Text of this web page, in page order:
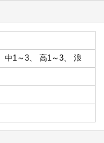
中1～3 高1～3 浪